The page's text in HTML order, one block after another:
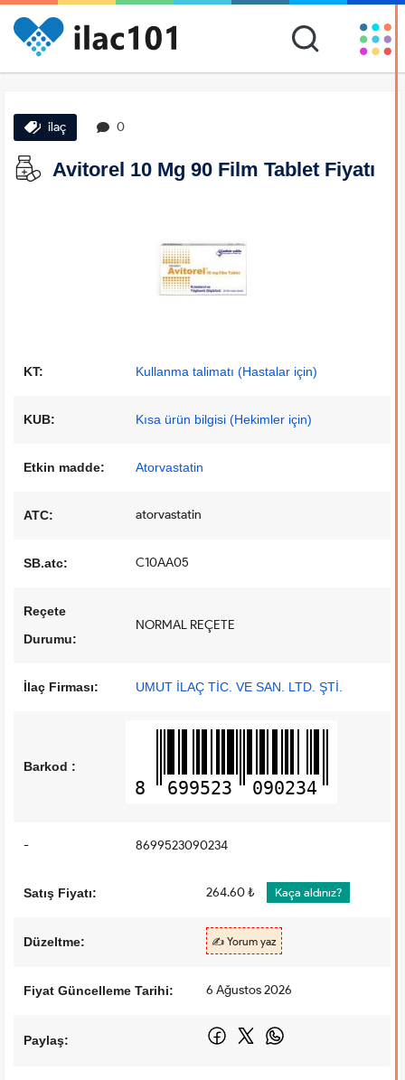
ilaç 0
Avitorel 10 Mg 90 Film Tablet Fiyatı
KT: Kullanma talimatı (Hastalar için)
KUB: Kısa ürün bilgisi (Hekimler için)
Etkin madde: Atorvastatin
ATC: atorvastatin
SB.atc: C10AA05
Reçete
Durumu:
NORMAL REÇETE
İlaç Firması: UMUT İLAÇ TİC. VE SAN. LTD. ŞTİ.
Barkod :
8 699523 090234
- 8699523090234
Satış Fiyatı: 264.60 ₺ Kaça aldınız?
Düzeltme: ✍️ Yorum yaz
Fiyat Güncelleme Tarihi: 6 Ağustos 2026
Paylaş: